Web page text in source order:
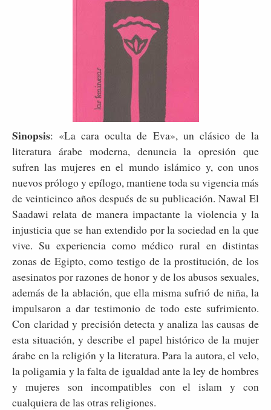
Sinopsis: «La cara oculta de Eva», un clásico de la
literatura árabe moderna, denuncia la opresión que
sufren las mujeres en el mundo islámico y, con unos
nuevos prólogo y epílogo, mantiene toda su vigencia más
de veinticinco años después de su publicación. Nawal El
Saadawi relata de manera impactante la violencia y la
injusticia que se han extendido por la sociedad en la que
vive. Su experiencia como médico rural en distintas
zonas de Egipto, como testigo de la prostitución, de los
asesinatos por razones de honor y de los abusos sexuales,
además de la ablación, que ella misma sufrió de niña, la
impulsaron a dar testimonio de todo este sufrimiento.
Con claridad y precisión detecta y analiza las causas de
esta situación, y describe el papel histórico de la mujer
árabe en la religión y la literatura. Para la autora, el velo,
la poligamia y la falta de igualdad ante la ley de hombres
y mujeres son incompatibles con el islam y con
cualquiera de las otras religiones.